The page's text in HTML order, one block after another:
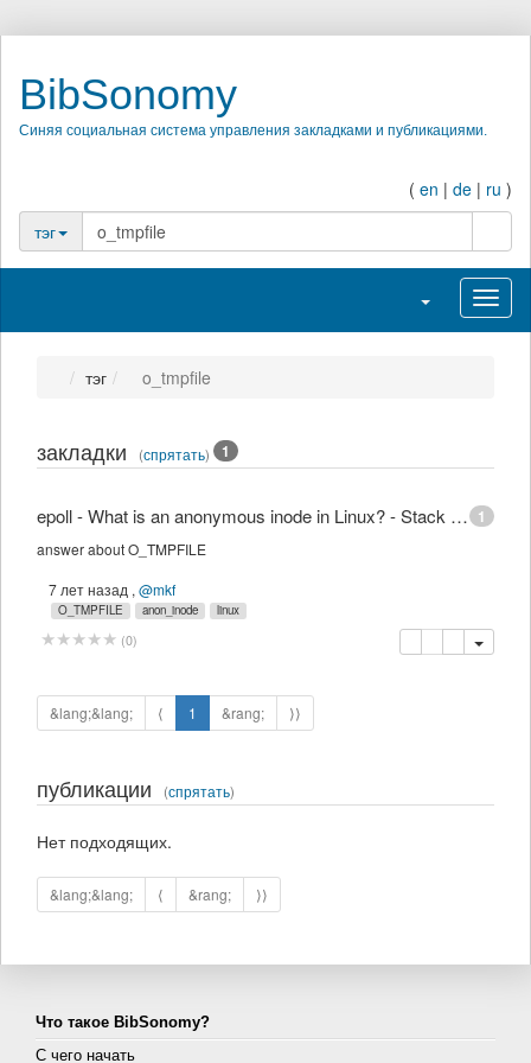
BibSonomy
Синяя социальная система управления закладками и публикациями.
( en | de | ru )
тэг
Переключить
тэг o_tmpfile
закладки (спрятать) 1
1
epoll - What is an anonymous inode in Linux? - Stack Overflow
answer about O_TMPFILE
7 лет назад , @mkf
O_TMPFILE anon_inode linux
(0) копировать
удалить
&lang;&lang; ⟨ 1 &rang; ⟩⟩
публикации (спрятать)
Нет подходящих.
&lang;&lang; ⟨ &rang; ⟩⟩
Что такое BibSonomy?
С чего начать